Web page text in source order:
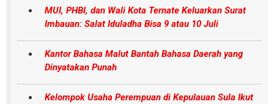
MUI, PHBI, dan Wali Kota Ternate Keluarkan Surat
Imbauan: Salat Iduladha Bisa 9 atau 10 Juli
Kantor Bahasa Malut Bantah Bahasa Daerah yang
Dinyatakan Punah
Kelompok Usaha Perempuan di Kepulauan Sula Ikut